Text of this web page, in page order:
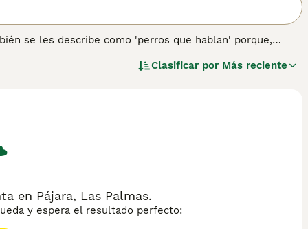
se les describe como 'perros que hablan' porque,
el pelaje. Al igual que los gatos, los Basenji usan
Clasificar por Más reciente
en Pájara, Las Palmas.
y espera el resultado perfecto: